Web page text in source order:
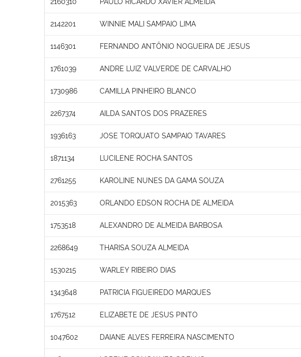
2142201 WINNIE MALI SAMPAIO LIMA
1146301 FERNANDO ANTÔNIO NOGUEIRA DE JESUS
1761039 ANDRE LUIZ VALVERDE DE CARVALHO
1730986 CAMILLA PINHEIRO BLANCO
2267374 AILDA SANTOS DOS PRAZERES
1936163 JOSE TORQUATO SAMPAIO TAVARES
1871134 LUCILENE ROCHA SANTOS
2761255 KAROLINE NUNES DA GAMA SOUZA
2015363 ORLANDO EDSON ROCHA DE ALMEIDA
1753518 ALEXANDRO DE ALMEIDA BARBOSA
2268649 THARISA SOUZA ALMEIDA
1530215 WARLEY RIBEIRO DIAS
1343648 PATRICIA FIGUEIREDO MARQUES
1767512 ELIZABETE DE JESUS PINTO
1047602 DAIANE ALVES FERREIRA NASCIMENTO